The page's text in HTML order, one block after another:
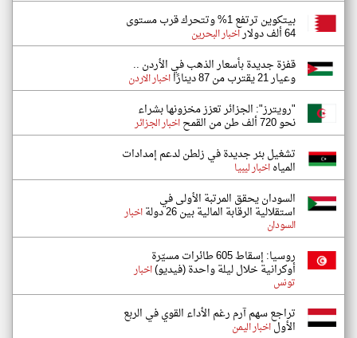
بيتكوين ترتفع 1% وتتحرك قرب مستوى
64 ألف دولار اخبار البحرين
قفزة جديدة بأسعار الذهب في الأردن ..
وعيار 21 يقترب من 87 دينارًا اخبار الاردن
"رويترز": الجزائر تعزز مخزونها بشراء
نحو 720 ألف طن من القمح اخبار الجزائر
تشغيل بئر جديدة في زلطن لدعم إمدادات
المياهاخبار ليبيا
السودان يحقق المرتبة الأولى في
استقلالية الرقابة المالية بين 26 دولة اخبار
السودان
روسيا: إسقاط 605 طائرات مسيّرة
أوكرانية خلال ليلة واحدة (فيديو)اخبار
تونس
تراجع سهم آرم رغم الأداء القوي في الربع
الأولاخبار اليمن